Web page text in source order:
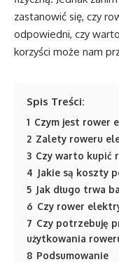
zastanowić się, czy
odpowiedni, czy
korzyści może nam
Spis Treści:
1 Czym jest rower
2 Zalety roweru
3 Czy warto kupić
4 Jakie są koszty
5 Jak długo trwa
6 Czy rower
7 Czy potrzebuję
użytkowania
8 Podsumowanie